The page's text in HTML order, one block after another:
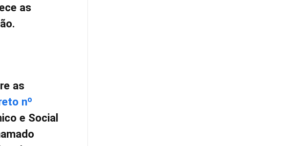
as
as
nº
e Social